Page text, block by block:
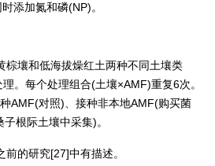
添加氮和磷(NP)。
棕壤和低海拔燥红土两种不同土壤类
。每个处理组合(土壤×AMF)重复6次。
AMF(对照)、接种非本地AMF(购买菌
根际土壤中采集)。
的研究[27]中有描述。